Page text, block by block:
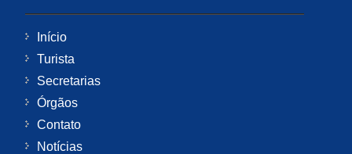
Início
Turista
Secretarias
Órgãos
Contato
Notícias